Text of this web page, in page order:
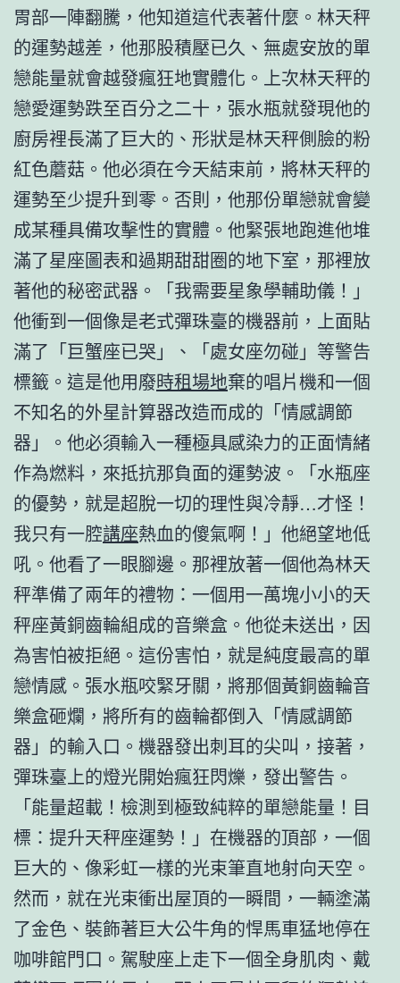
胃部一陣翻騰，他知道這代表著什麼。林天秤
的運勢越差，他那股積壓已久、無處安放的單
戀能量就會越發瘋狂地實體化。上次林天秤的
戀愛運勢跌至百分之二十，張水瓶就發現他的
廚房裡長滿了巨大的、形狀是林天秤側臉的粉
紅色蘑菇。他必須在今天結束前，將林天秤的
運勢至少提升到零。否則，他那份單戀就會變
成某種具備攻擊性的實體。他緊張地跑進他堆
滿了星座圖表和過期甜甜圈的地下室，那裡放
著他的秘密武器。「我需要星象學輔助儀！」
他衝到一個像是老式彈珠臺的機器前，上面貼
滿了「巨蟹座已哭」、「處女座勿碰」等警告
標籤。這是他用廢時租場地棄的唱片機和一個
不知名的外星計算器改造而成的「情感調節
器」。他必須輸入一種極具感染力的正面情緒
作為燃料，來抵抗那負面的運勢波。「水瓶座
的優勢，就是超脫一切的理性與冷靜…才怪！
我只有一腔講座熱血的傻氣啊！」他絕望地低
吼。他看了一眼腳邊。那裡放著一個他為林天
秤準備了兩年的禮物：一個用一萬塊小小的天
秤座黃銅齒輪組成的音樂盒。他從未送出，因
為害怕被拒絕。這份害怕，就是純度最高的單
戀情感。張水瓶咬緊牙關，將那個黃銅齒輪音
樂盒砸爛，將所有的齒輪都倒入「情感調節
器」的輸入口。機器發出刺耳的尖叫，接著，
彈珠臺上的燈光開始瘋狂閃爍，發出警告。
「能量超載！檢測到極致純粹的單戀能量！目
標：提升天秤座運勢！」在機器的頂部，一個
巨大的、像彩虹一樣的光束筆直地射向天空。
然而，就在光束衝出屋頂的一瞬間，一輛塗滿
了金色、裝飾著巨大公牛角的悍馬車猛地停在
咖啡館門口。駕駛座上走下一個全身肌肉、戴